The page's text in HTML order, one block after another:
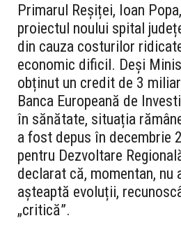
Primarul Reșiței, Ioan
proiectul noului spital
din cauza costurilor
economic dificil. Deși
obținut un credit de 3
Banca Europeană de
în sănătate, situația
a fost depus în decembrie
pentru Dezvoltare
declarat că, momentan,
așteaptă evoluții,
„critică”.